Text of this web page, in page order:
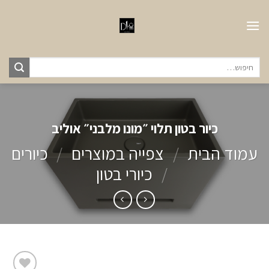
עבור:
כיור בטון תלוי ״מונו מלבני״ אוליב
עמוד הבית / צפייה במוצרים / כיורים
/ כיורי בטון